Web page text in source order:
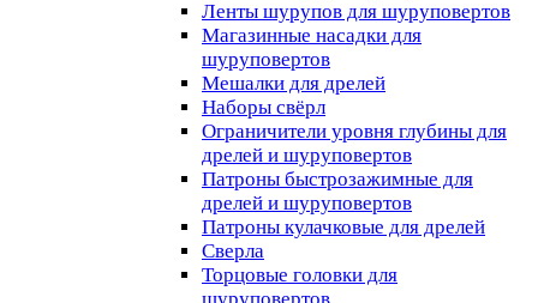
Ленты шурупов для шуруповертов
Магазинные насадки для
шуруповертов
Мешалки для дрелей
Наборы свёрл
Ограничители уровня глубины для
дрелей и шуруповертов
Патроны быстрозажимные для
дрелей и шуруповертов
Патроны кулачковые для дрелей
Сверла
Торцовые головки для